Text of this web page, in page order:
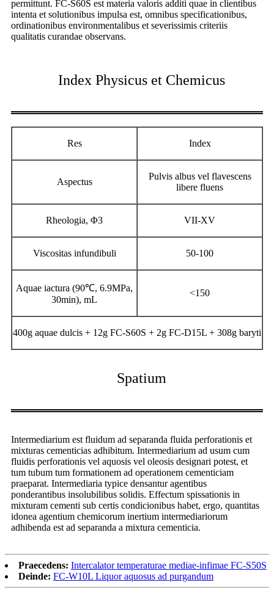
permittunt. FC-S60S est materia valoris additi quae in clientibus
intenta et solutionibus impulsa est, omnibus specificationibus,
ordinationibus environmentalibus et severissimis criteriis
qualitatis curandae observans.
Index Physicus et Chemicus
Res Index
Aspectus
Pulvis albus vel flavescens
libere fluens
Rheologia, Φ3 VII-XV
Viscositas infundibuli 50-100
Aquae iactura (90℃, 6.9MPa,
30min), mL
<150
400g aquae dulcis + 12g FC-S60S + 2g FC-D15L + 308g baryti
Spatium
Intermediarium est fluidum ad separanda fluida perforationis et
mixturas cementicias adhibitum. Intermediarium ad usum cum
fluidis perforationis vel aquosis vel oleosis designari potest, et
tum tubum tum formationem ad operationem cementiciam
praeparat. Intermediaria typice densantur agentibus
ponderantibus insolubilibus solidis. Effectum spissationis in
mixturam cementi sub certis condicionibus habet, ergo, quantitas
idonea agentium chemicorum inertium intermediariorum
adhibenda est ad separanda a mixtura cementicia.
Praecedens: Intercalator temperaturae mediae-infimae FC-S50S
Deinde: FC-W10L Liquor aquosus ad purgandum